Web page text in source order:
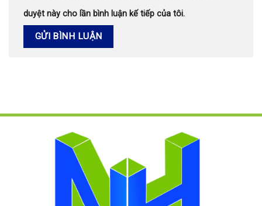
duyệt này cho lần bình luận kế tiếp của tôi.